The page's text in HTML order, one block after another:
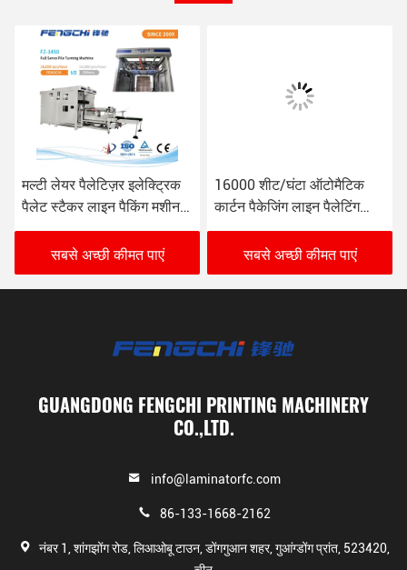
मल्टी लेयर पैलेटिज़र इलेक्ट्रिक
पैलेट स्टैकर लाइन पैकिंग मशीन
पेपर बोर्ड के लिए
सबसे अच्छी कीमत पाएं
16000 शीट/घंटा ऑटोमैटिक
कार्टन पैकेजिंग लाइन पैलेटिंग
सिस्टम
सबसे अच्छी कीमत पाएं
GUANGDONG FENGCHI PRINTING MACHINERY
CO.,LTD.
info@laminatorfc.com
86-133-1668-2162
नंबर 1, शांगझोंग रोड, लिआओबू टाउन, डोंगगुआन शहर, गुआंग्डोंग प्रांत, 523420,